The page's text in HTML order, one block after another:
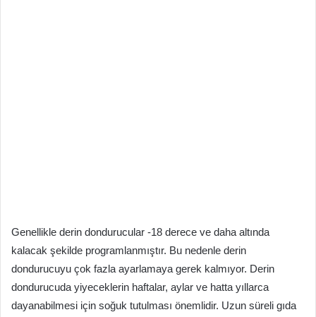
Genellikle derin dondurucular -18 derece ve daha altında
kalacak şekilde programlanmıştır. Bu nedenle derin
dondurucuyu çok fazla ayarlamaya gerek kalmıyor. Derin
dondurucuda yiyeceklerin haftalar, aylar ve hatta yıllarca
dayanabilmesi için soğuk tutulması önemlidir. Uzun süreli gıda